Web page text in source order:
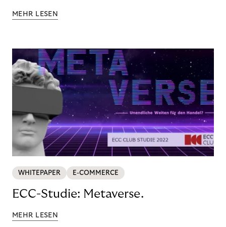
MEHR LESEN
WHITEPAPER E-COMMERCE
ECC-Studie: Metaverse.
MEHR LESEN